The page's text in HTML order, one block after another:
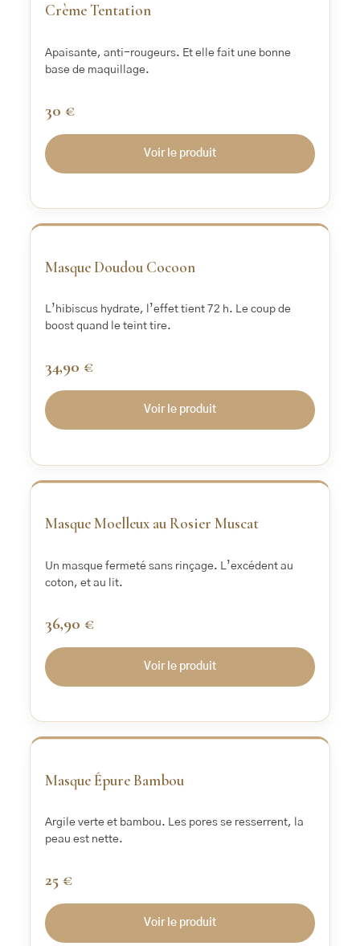
Crème Tentation
Apaisante, anti-rougeurs. Et elle fait une bonne
base de maquillage.
30 €
Voir le produit
‹ ›
Masque Doudou Cocoon
L’hibiscus hydrate, l’effet tient 72 h. Le coup de
boost quand le teint tire.
34,90 €
Voir le produit
‹ ›
Masque Moelleux au Rosier Muscat
Un masque fermeté sans rinçage. L’excédent au
coton, et au lit.
36,90 €
Voir le produit
‹ ›
Masque Épure Bambou
Argile verte et bambou. Les pores se resserrent, la
peau est nette.
25 €
Voir le produit